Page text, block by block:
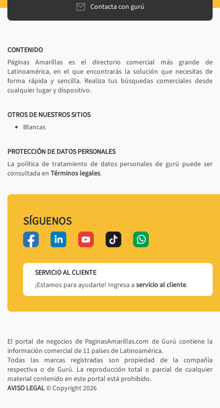
Contacta con gurú
CONTENIDO
Páginas Amarillas es el directorio comercial más grande de
Latinoamérica, en el que encontrarás la solución que necesitas de
forma rápida y sencilla. Realiza tus búsquedas comerciales desde
cualquier lugar y dispositivo.
OTROS DE NUESTROS SITIOS
Blancas
PROTECCIÓN DE DATOS PERSONALES
La política de tratamiento de datos personales de gurú puede ser
consultada en Términos legales.
SÍGUENOS
SERVICIO AL CLIENTE
¡Estamos para ayudarte! Ingresa a servicio al cliente.
El portal de negocios de PaginasAmarillas.com de Gurú contiene la
información comercial de 11 países de Latinoamérica.
Todas las marcas registradas son propiedad de la compañía
respectiva o de Gurú. La reproducción total o parcial de cualquier
material contenido en este portal está prohibido.
AVISO LEGAL© Copyright2026